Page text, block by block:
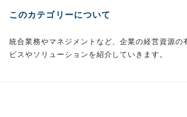
このカテゴリーについて
統合業務やマネジメントなど、企業の経営資源の
ビスやソリューションを紹介していきます。